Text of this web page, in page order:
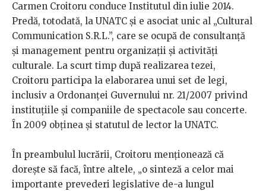
Carmen Croitoru conduce Institutul din iulie 2014.
Predă, totodată, la UNATC și e asociat unic al „Cultural
Communication S.R.L.”, care se ocupă de consultanță
și management pentru organizații și activități
culturale. La scurt timp după realizarea tezei,
Croitoru participa la elaborarea unui set de legi,
inclusiv a Ordonanţei Guvernului nr. 21/2007 privind
instituţiile şi companiile de spectacole sau concerte.
În 2009 obținea și statutul de lector la UNATC.
În preambulul lucrării, Croitoru menționează că
dorește să facă, între altele, „o sinteză a celor mai
importante prevederi legislative de-a lungul